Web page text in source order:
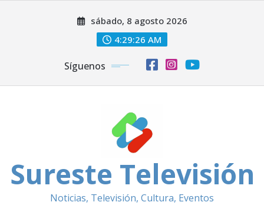
sábado, 8 agosto 2026
4:29:28 AM
Síguenos
Sureste Televisión
Noticias, Televisión, Cultura, Eventos